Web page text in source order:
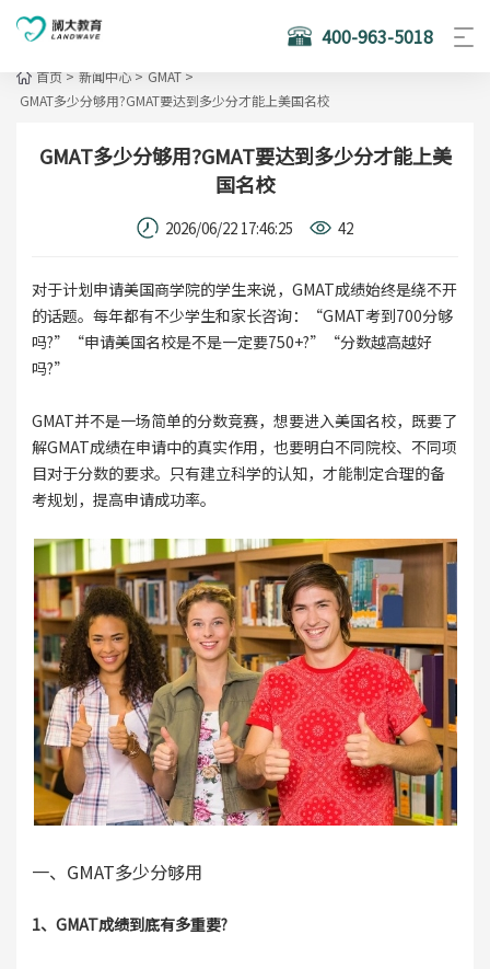
400-963-5018
首页 > 新闻中心 > GMAT >
GMAT多少分够用?GMAT要达到多少分才能上美国名校
GMAT多少分够用?GMAT要达到多少分才能上美
国名校
2026/06/22 17:46:25 42
对于计划申请美国商学院的学生来说，GMAT成绩始终是绕不开
的话题。每年都有不少学生和家长咨询：“GMAT考到700分够
吗?”“申请美国名校是不是一定要750+?”“分数越高越好
吗?”
GMAT并不是一场简单的分数竞赛，想要进入美国名校，既要了
解GMAT成绩在申请中的真实作用，也要明白不同院校、不同项
目对于分数的要求。只有建立科学的认知，才能制定合理的备
考规划，提高申请成功率。
一、GMAT多少分够用
1、GMAT成绩到底有多重要?